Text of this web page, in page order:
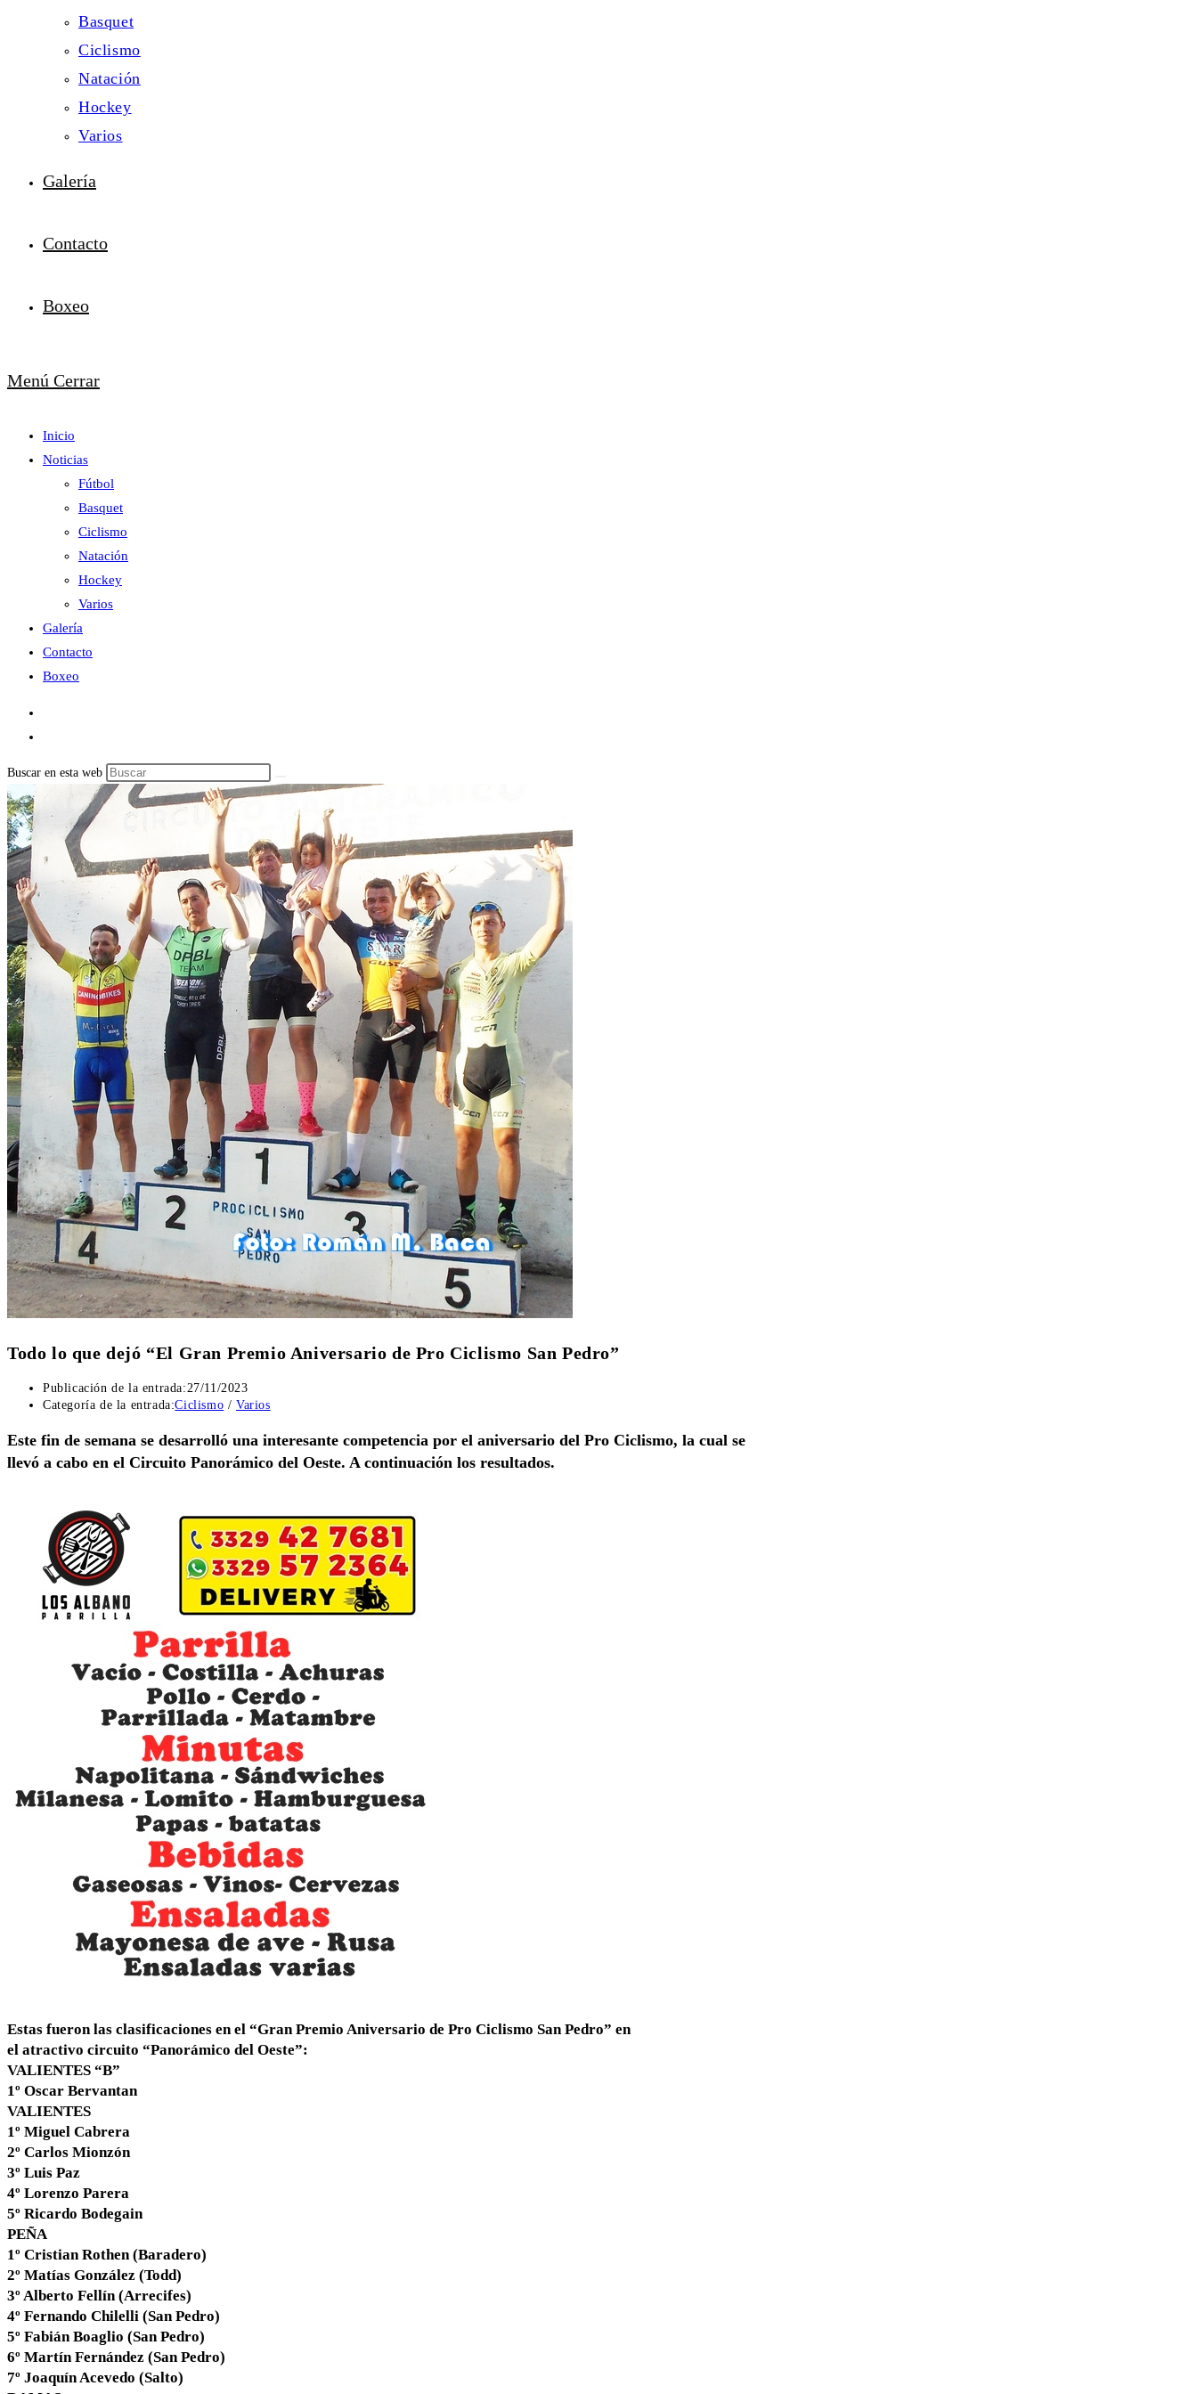
Basquet
Ciclismo
Natación
Hockey
Varios
Galería
Contacto
Boxeo
Menú Cerrar
Inicio
Noticias
Fútbol
Basquet
Ciclismo
Natación
Hockey
Varios
Galería
Contacto
Boxeo
Buscar en esta web
Todo lo que dejó “El Gran Premio Aniversario de Pro Ciclismo San Pedro”
Publicación de la entrada:27/11/2023
Categoría de la entrada:Ciclismo / Varios
Este fin de semana se desarrolló una interesante competencia por el aniversario del Pro Ciclismo, la cual se
llevó a cabo en el Circuito Panorámico del Oeste. A continuación los resultados.
Estas fueron las clasificaciones en el “Gran Premio Aniversario de Pro Ciclismo San Pedro” en
el atractivo circuito “Panorámico del Oeste”:
VALIENTES “B”
1º Oscar Bervantan
VALIENTES
1º Miguel Cabrera
2º Carlos Mionzón
3º Luis Paz
4º Lorenzo Parera
5º Ricardo Bodegain
PEÑA
1º Cristian Rothen (Baradero)
2º Matías González (Todd)
3º Alberto Fellín (Arrecifes)
4º Fernando Chilelli (San Pedro)
5º Fabián Boaglio (San Pedro)
6º Martín Fernández (San Pedro)
7º Joaquín Acevedo (Salto)